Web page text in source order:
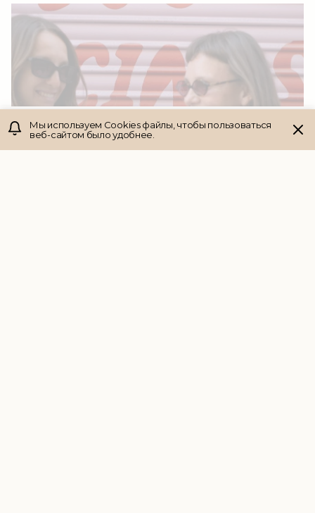
Главная Поиск Каталог Корзина
Мы используем Cookies файлы, чтобы пользоваться
веб-сайтом было удобнее.